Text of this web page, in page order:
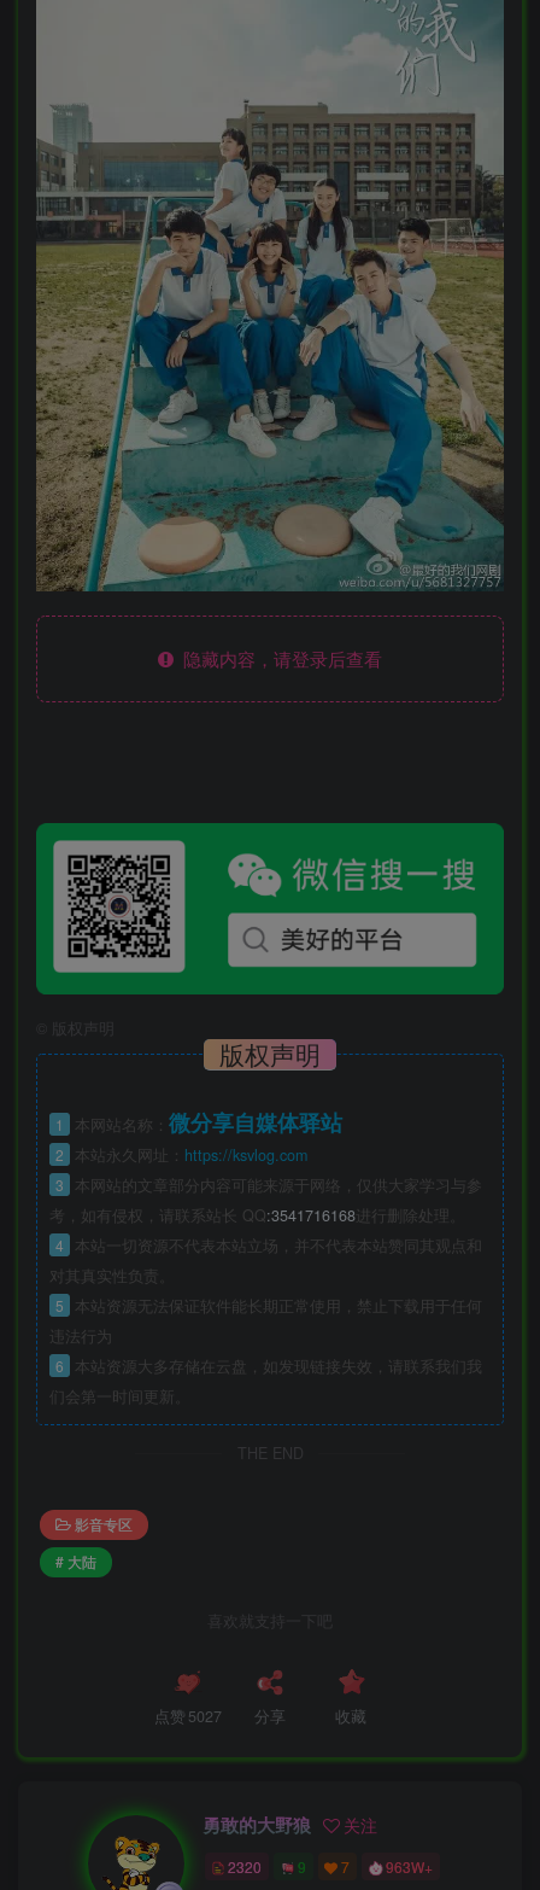
隐藏内容，请登录后查看
版权声明
版权声明
1 本网站名称： 微分享自媒体驿站
2 本站永久网址： https://ksvlog.com
3
本网站的文章部分内容可能来源于网络，仅供大家学习与参
考，如有侵权，请联系站长 QQ:3541716168进行删除处理。
4
本站一切资源不代表本站立场，并不代表本站赞同其观点和
对其真实性负责。
5
本站资源无法保证软件能长期正常使用，禁止下载用于任何
违法行为
6
本站资源大多存储在云盘，如发现链接失效，请联系我们我
们会第一时间更新。
THE END
影音专区
# 大陆
喜欢就支持一下吧
点赞 5027 分享 收藏
勇敢的大野狼 关注
2320 9 7 963W+